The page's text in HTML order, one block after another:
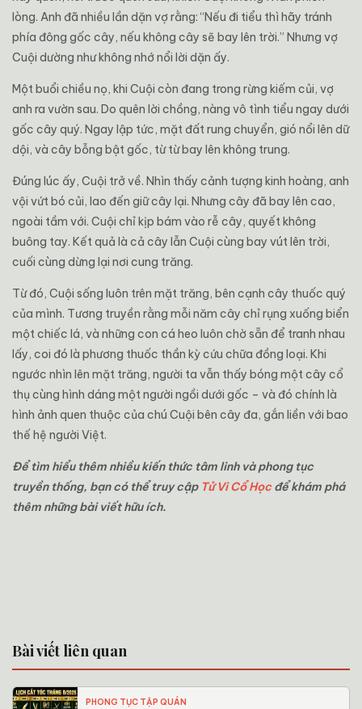
lòng. Anh đã nhiều lần dặn vợ rằng: “Nếu đi tiểu thì hãy tránh
phía đông gốc cây, nếu không cây sẽ bay lên trời.” Nhưng vợ
Cuội dường như không nhớ nổi lời dặn ấy.
Một buổi chiều nọ, khi Cuội còn đang trong rừng kiếm củi, vợ
anh ra vườn sau. Do quên lời chồng, nàng vô tình tiểu ngay dưới
gốc cây quý. Ngay lập tức, mặt đất rung chuyển, gió nổi lên dữ
dội, và cây bỗng bật gốc, từ từ bay lên không trung.
Đúng lúc ấy, Cuội trở về. Nhìn thấy cảnh tượng kinh hoàng, anh
vội vứt bó củi, lao đến giữ cây lại. Nhưng cây đã bay lên cao,
ngoài tầm với. Cuội chỉ kịp bám vào rễ cây, quyết không
buông tay. Kết quả là cả cây lẫn Cuội cùng bay vút lên trời,
cuối cùng dừng lại nơi cung trăng.
Từ đó, Cuội sống luôn trên mặt trăng, bên cạnh cây thuốc quý
của mình. Tương truyền rằng mỗi năm cây chỉ rụng xuống biển
một chiếc lá, và những con cá heo luôn chờ sẵn để tranh nhau
lấy, coi đó là phương thuốc thần kỳ cứu chữa đồng loại. Khi
ngước nhìn lên mặt trăng, người ta vẫn thấy bóng một cây cổ
thụ cùng hình dáng một người ngồi dưới gốc – và đó chính là
hình ảnh quen thuộc của chú Cuội bên cây đa, gắn liền với bao
thế hệ người Việt.
Để tìm hiểu thêm nhiều kiến thức tâm linh và phong tục
truyền thống, bạn có thể truy cập Tử Vi Cổ Học để khám phá
thêm những bài viết hữu ích.
Bài viết liên quan
PHONG TỤC TẬP QUÁN